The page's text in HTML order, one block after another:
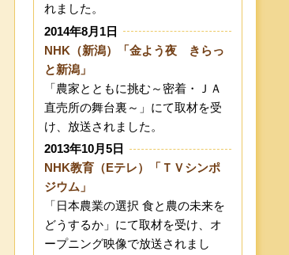
れました。
2014年8月1日
NHK（新潟）「金よう夜 きらっ
と新潟」
「農家とともに挑む～密着・ＪＡ
直売所の舞台裏～」にて取材を受
け、放送されました。
2013年10月5日
NHK教育（Eテレ）「ＴＶシンポ
ジウム」
「日本農業の選択 食と農の未来を
どうするか」にて取材を受け、オ
ープニング映像で放送されまし